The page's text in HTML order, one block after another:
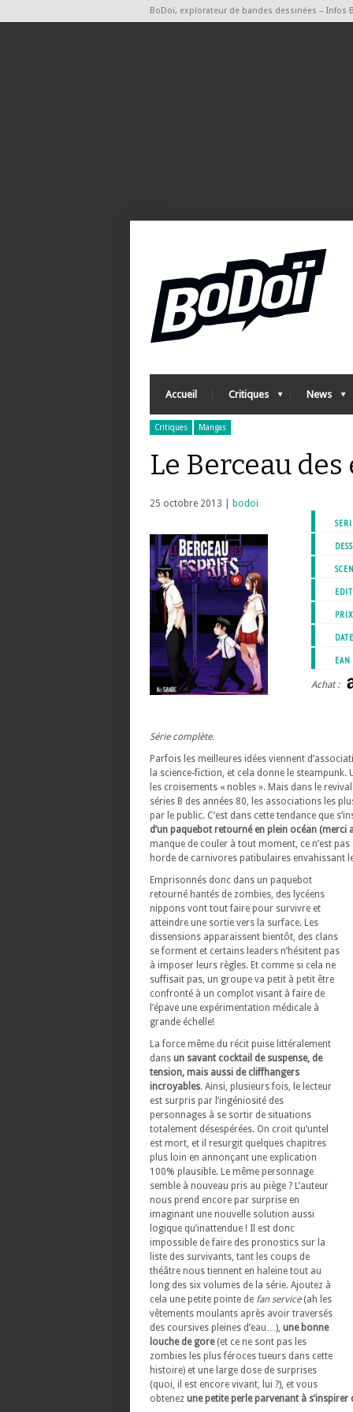
BoDoï, explorateur de bandes dessinées – Infos
Accueil Critiques News
Critiques Mangas
Le Berceau
25 octobre 2013 | bodoi
PRIX
EAN
Achat :
Série complète.
Parfois les meilleures idées viennent
la science-fiction, et cela donne le
les croisements « nobles ». Mais dans le
séries B des années 80, les associations les
par le public. C’est dans cette tendance que
d’un paquebot retourné en plein océan (merci
manque de couler à tout moment, ce n’est
horde de carnivores patibulaires envahissant
Emprisonnés donc dans un paquebot
retourné hantés de zombies, des lycéens
nippons vont tout faire pour survivre et
atteindre une sortie vers la surface. Les
dissensions apparaissent bientôt, des clans
se forment et certains leaders n’hésitent pas
à imposer leurs règles. Et comme si cela ne
suffisait pas, un groupe va petit à petit être
confronté à un complot visant à faire de
l’épave une expérimentation médicale à
grande échelle!
La force même du récit puise littéralement
dans un savant cocktail de suspense, de
tension, mais aussi de cliffhangers
incroyables. Ainsi, plusieurs fois, le lecteur
est surpris par l’ingéniosité des
personnages à se sortir de situations
totalement désespérées. On croit qu’untel
est mort, et il resurgit quelques chapitres
plus loin en annonçant une explication
100% plausible. Le même personnage
semble à nouveau pris au piège ? L’auteur
nous prend encore par surprise en
imaginant une nouvelle solution aussi
logique qu’inattendue ! Il est donc
impossible de faire des pronostics sur la
liste des survivants, tant les coups de
théâtre nous tiennent en haleine tout au
long des six volumes de la série. Ajoutez à
cela une petite pointe de fan service(ah les
vêtements moulants après avoir traversés
des coursives pleines d’eau…), une bonne
louche de gore(et ce ne sont pas les
zombies les plus féroces tueurs dans cette
histoire) et une large dose de surprises
(quoi, il est encore vivant, lui ?), et vous
obtenez une petite perle parvenant à